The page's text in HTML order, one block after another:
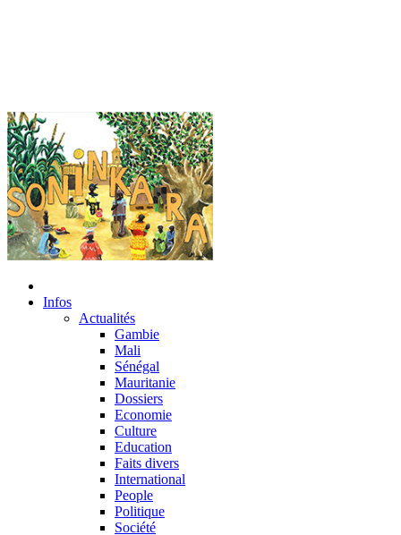
Infos
Actualités
Gambie
Mali
Sénégal
Mauritanie
Dossiers
Economie
Culture
Education
Faits divers
International
People
Politique
Société